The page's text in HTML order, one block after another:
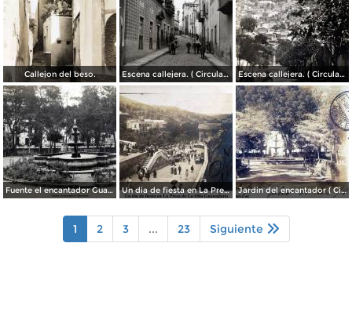
Callejon del beso. Escena callejera. ( Circulada el 13 de Mayo de 1941 ). Escena callejera. ( Circulada el 14 de Diciembre de 1930 ).
Fuente el encantador Guanajuato. Un dia de fiesta en La Presa de La Olla Guanajuato ( Circulada el 9 de Agosto de 1905 ). Jardin del encantador ( Circulada el 30 de Julio de 1905 ).
1 2 3 ... 23 Siguiente